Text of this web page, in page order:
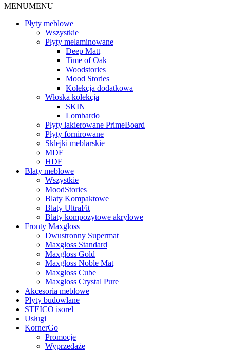
MENUMENU
Płyty meblowe
Wszystkie
Płyty melaminowane
Deep Matt
Time of Oak
Woodstories
Mood Stories
Kolekcja dodatkowa
Włoska kolekcja
SKIN
Lombardo
Płyty lakierowane PrimeBoard
Płyty fornirowane
Sklejki meblarskie
MDF
HDF
Blaty meblowe
Wszystkie
MoodStories
Blaty Kompaktowe
Blaty UltraFit
Blaty kompozytowe akrylowe
Fronty Maxgloss
Dwustronny Supermat
Maxgloss Standard
Maxgloss Gold
Maxgloss Noble Mat
Maxgloss Cube
Maxgloss Crystal Pure
Akcesoria meblowe
Płyty budowlane
STEICO isorel
Usługi
KornerGo
Promocje
Wyprzedaże